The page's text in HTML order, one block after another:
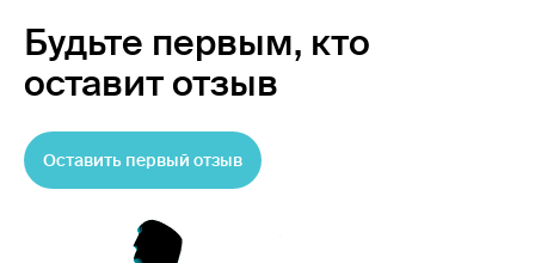
Будьте первым, кто
оставит отзыв
Оставить первый отзыв